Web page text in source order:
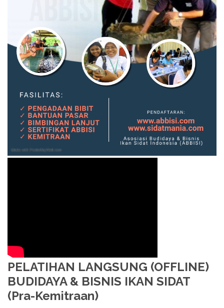
PELATIHAN LANGSUNG (OFFLINE)
BUDIDAYA & BISNIS IKAN SIDAT
(Pra-Kemitraan)